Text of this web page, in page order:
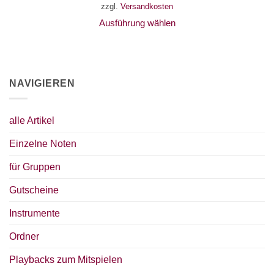
zzgl. Versandkosten
Ausführung wählen
NAVIGIEREN
alle Artikel
Einzelne Noten
für Gruppen
Gutscheine
Instrumente
Ordner
Playbacks zum Mitspielen